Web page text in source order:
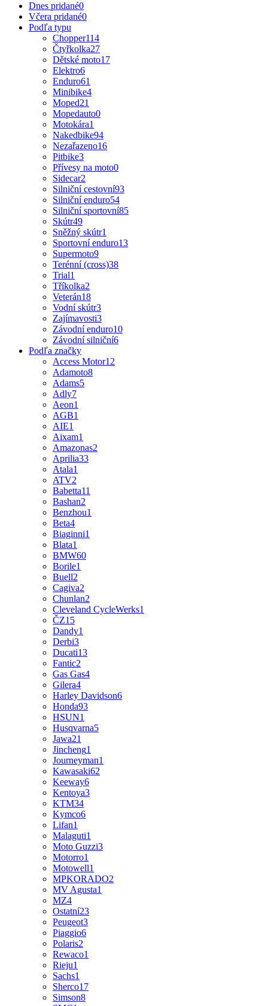
Dnes pridané0
Včera pridané0
Podľa typu
Chopper114
Čtyřkolka27
Dětské moto17
Elektro6
Enduro61
Minibike4
Moped21
Mopedauto0
Motokára1
Nakedbike94
Nezařazeno16
Pitbike3
Přívesy na moto0
Sidecar2
Silniční cestovní93
Silniční enduro54
Silniční sportovní85
Skútr49
Sněžný skútr1
Sportovní enduro13
Supermoto9
Terénní (cross)38
Trial1
Tříkolka2
Veterán18
Vodní skútr3
Zajímavosti3
Závodní enduro10
Závodní silniční6
Podľa značky
Access Motor12
Adamoto8
Adams5
Adly7
Aeon1
AGB1
AIE1
Aixam1
Amazonas2
Aprilia33
Atala1
ATV2
Babetta11
Bashan2
Benzhou1
Beta4
Biaginni1
Blata1
BMW60
Borile1
Buell2
Cagiva2
Chunlan2
Cleveland CycleWerks1
ČZ15
Dandy1
Derbi3
Ducati13
Fantic2
Gas Gas4
Gilera4
Harley Davidson6
Honda93
HSUN1
Husqvarna5
Jawa21
Jincheng1
Journeyman1
Kawasaki62
Keeway6
Kentoya3
KTM34
Kymco6
Lifan1
Malaguti1
Moto Guzzi3
Motorro1
Motowell1
MPKORADO2
MV Agusta1
MZ4
Ostatní23
Peugeot3
Piaggio6
Polaris2
Rewaco1
Rieju1
Sachs1
Sherco17
Simson8